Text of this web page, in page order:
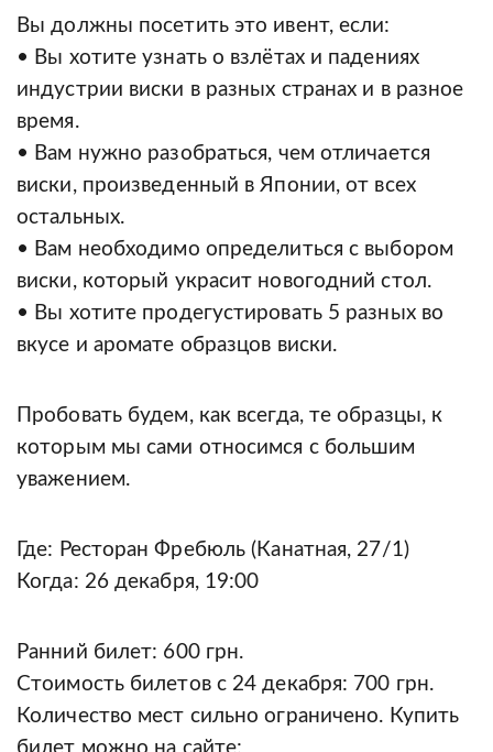
Вы должны посетить это ивент, если:
• Вы хотите узнать о взлётах и падениях
индустрии виски в разных странах и в разное
время.
• Вам нужно разобраться, чем отличается
виски, произведенный в Японии, от всех
остальных.
• Вам необходимо определиться с выбором
виски, который украсит новогодний стол.
• Вы хотите продегустировать 5 разных во
вкусе и аромате образцов виски.
Пробовать будем, как всегда, те образцы, к
которым мы сами относимся с большим
уважением.
Где: Ресторан Фребюль (Канатная, 27/1)
Когда: 26 декабря, 19:00
Ранний билет: 600 грн.
Стоимость билетов с 24 декабря: 700 грн.
Количество мест сильно ограничено. Купить